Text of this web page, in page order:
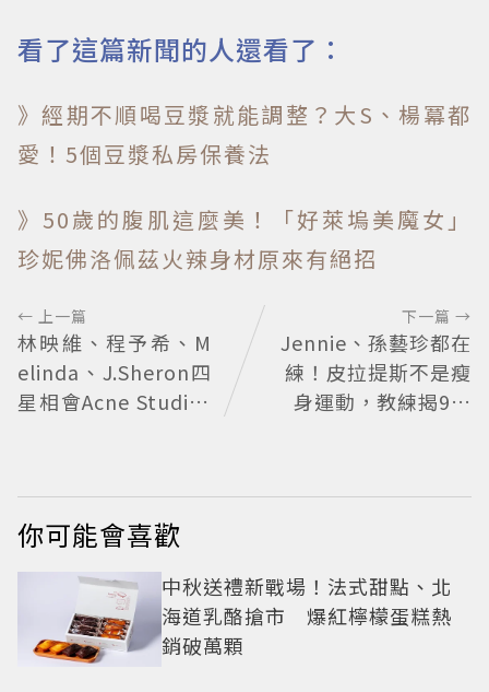
看了這篇新聞的人還看了：
》經期不順喝豆漿就能調整？大S、楊冪都
愛！5個豆漿私房保養法
》50歲的腹肌這麼美！「好萊塢美魔女」
珍妮佛洛佩茲火辣身材原來有絕招
← 上一篇
林映維、程予希、M
elinda、J.Sheron四
星相會Acne Studios
下一篇 →
Jennie、孫藝珍都在
練！皮拉提斯不是瘦
身運動，教練揭9大
你可能會喜歡
中秋送禮新戰場！法式甜點、北
海道乳酪搶市 爆紅檸檬蛋糕熱
銷破萬顆